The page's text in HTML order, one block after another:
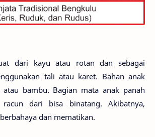
dari kayu atau rotan dan sebagai
tali atau karet. Bahan anak
bambu. Bagian mata anak panah
dari bisa binatang. Akibatnya,
dan mematikan.